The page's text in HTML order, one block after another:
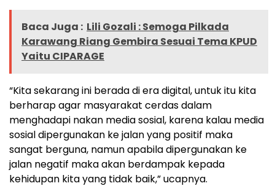
Baca Juga : Lili Gozali : Semoga Pilkada
Karawang Riang Gembira Sesuai Tema KPUD
Yaitu CIPARAGE
“Kita sekarang ini berada di era digital, untuk itu kita
berharap agar masyarakat cerdas dalam
menghadapi nakan media sosial, karena kalau media
sosial dipergunakan ke jalan yang positif maka
sangat berguna, namun apabila dipergunakan ke
jalan negatif maka akan berdampak kepada
kehidupan kita yang tidak baik,” ucapnya.